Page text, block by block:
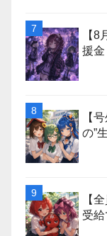
【
援
【
の”
【
受